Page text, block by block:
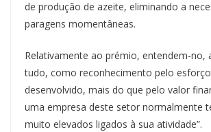
de produção de azeite, eliminando a
paragens momentâneas.
Relativamente ao prémio, entendem-no,
tudo, como reconhecimento pelo esforço
desenvolvido, mais do que pelo valor
uma empresa deste setor normalmente
muito elevados ligados à sua atividade”.